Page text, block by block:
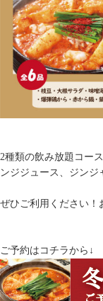
2種類の飲み放題コー
ンジジュース、ジンジ
ぜひご利用ください！
ご予約はコチラから↓